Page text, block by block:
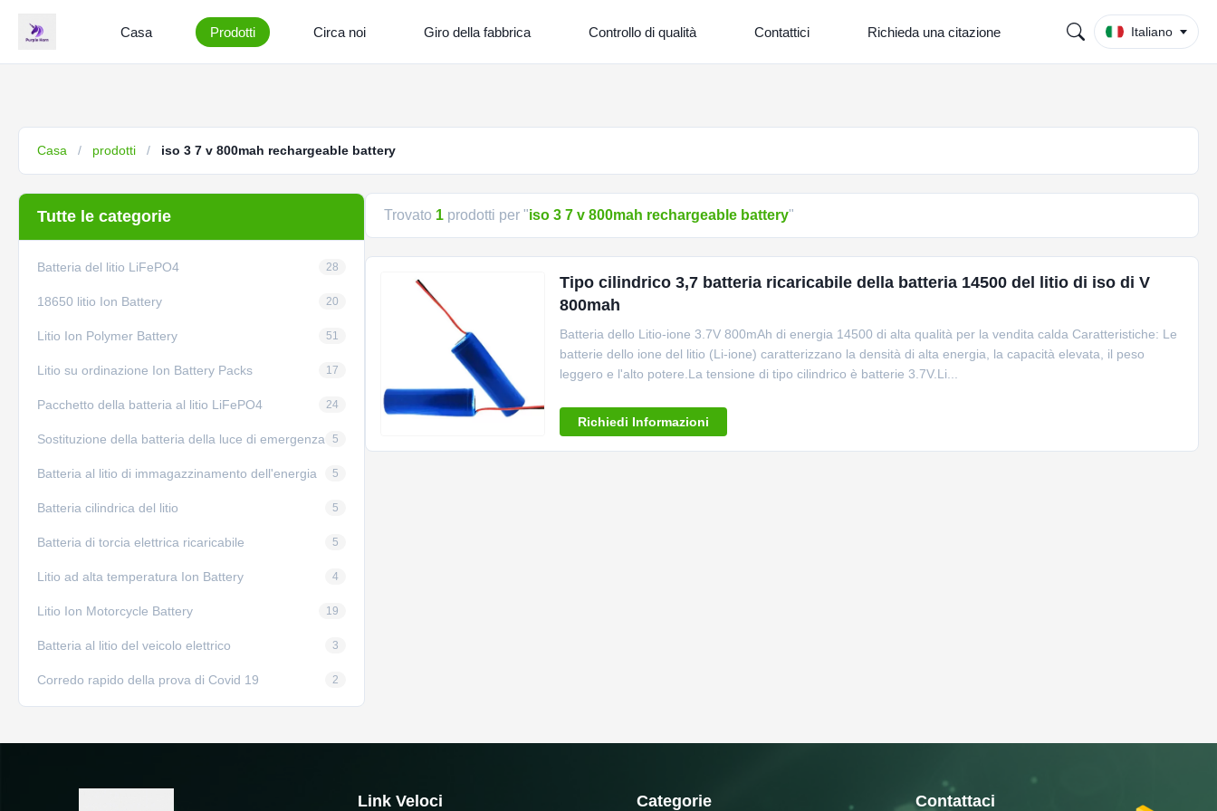
Casa Prodotti Circa noi Giro della fabbrica Controllo di qualità Contattici Richieda una citazione Italiano
Casa / prodotti / iso 3 7 v 800mah rechargeable battery
Tutte le categorie
Batteria del litio LiFePO4 28
18650 litio Ion Battery 20
Litio Ion Polymer Battery 51
Litio su ordinazione Ion Battery Packs 17
Pacchetto della batteria al litio LiFePO4 24
Sostituzione della batteria della luce di emergenza 5
Batteria al litio di immagazzinamento dell'energia 5
Batteria cilindrica del litio 5
Batteria di torcia elettrica ricaricabile 5
Litio ad alta temperatura Ion Battery 4
Litio Ion Motorcycle Battery 19
Batteria al litio del veicolo elettrico 3
Corredo rapido della prova di Covid 19 2
Trovato 1 prodotti per "iso 3 7 v 800mah rechargeable battery"
Tipo cilindrico 3,7 batteria ricaricabile della batteria 14500 del litio di iso di V
800mah
Batteria dello Litio-ione 3.7V 800mAh di energia 14500 di alta qualità per la vendita calda Caratteristiche: Le
batterie dello ione del litio (Li-ione) caratterizzano la densità di alta energia, la capacità elevata, il peso
leggero e l'alto potere.La tensione di tipo cilindrico è batterie 3.7V.Li...
Richiedi Informazioni
Link Veloci Categorie Contattaci